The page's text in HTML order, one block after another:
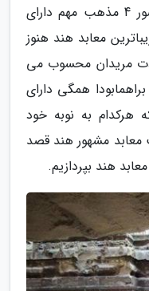
با داشتن عقبه تاریخی کهن و حضور 4 مذهب مهم دارای
معابد هند هنوز
مریدان محسوب می
همگی دارای
هرکدام به نوبه خود
معابد مشهور هند قصد